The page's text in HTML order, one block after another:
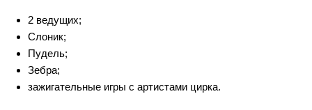
2 ведущих;
Слоник;
Пудель;
Зебра;
зажигательные игры с артистами цирка.